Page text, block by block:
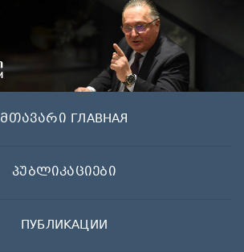
მთავარი ГЛАВНАЯ
პუბლიკაციები
ПУБЛИКАЦИИ